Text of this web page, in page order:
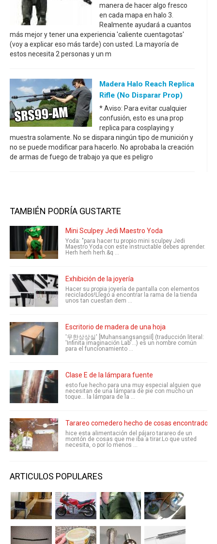
manera de hacer algo fresco
en cada mapa en halo 3.
Realmente ayudará a cuantos
más mejor y tener una experiencia 'caliente cuentagotas'
(voy a explicar eso más tarde) con usted. La mayoría de
estos necesita 2 personas y un m
Madera Halo Reach Replica
Rifle (no Disparar Prop)
* Aviso: Para evitar cualquier
confusión, esto es una prop
replica para cosplaying y
muestra solamente. No se dispara ningún tipo de munición y
no se puede modificar para hacerlo. No aprobaba la creación
de armas de fuego de trabajo ya que es peligro
TAMBIÉN PODRÍA GUSTARTE
Mini Sculpey Jedi Maestro Yoda
Yoda: "para hacer tu propio mini sculpey Jedi
Maestro Yoda con este instructable debes aprender.
Herh herh herh.&q ...
Exhibición de la joyería
Hacer su propia joyería de pantalla con elementos
reciclados!Llego a encontrar la rama de la tienda
unos tan cuestan dem ...
Escritorio de madera de una hoja
'무한상상실' [Muhansangsangsil] (traducción literal:
'Infinita imaginación Lab'...) es un nombre común
para el funcionamiento ...
Clase E de la lámpara fuente
esto fue hecho para una muy especial alguien que
necesitan de una lámpara de pie con mucho un
toque... la lámpara de la ...
Tarareo comedero hecho de cosas encontrado
hice esta alimentación del pájaro tarareo de un
montón de cosas que me iba a tirar.Lo que usted
necesita, o por lo menos ...
ARTICULOS POPULARES